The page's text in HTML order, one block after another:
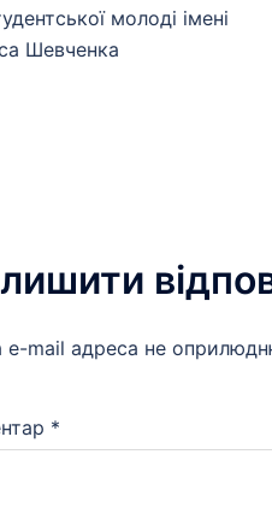
молоді імені
Шевченка
e-mail адреса не
*